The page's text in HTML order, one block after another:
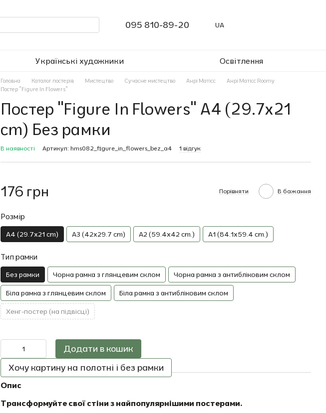
095 810-89-20 UA
Українські художники Освітлення
Головна Каталог постерів Мистецтво Сучасне мистецтво Анрі Матісс
Анрі Матісс Roomy
Постер "Figure In Flowers"
Постер "Figure In Flowers" A4 (29.7x21
cm) Без рамки
В наявності Артикул: hms082_figure_in_flowers_bez_a4 1 відгук
176 грн Порівняти В бажання
Розмір
A4 (29.7x21 cm) A3 (42x29.7 cm) A2 (59.4x42 cm.) A1 (84.1x59.4 cm.)
Тип рамки
Без рамки Чорна рамка з глянцевим склом Чорна рамка з антибліковим склом
Біла рамка з глянцевим склом Біла рамка з антибліковим склом
Хенг-постер (на підвісці)
Додати в кошик
Хочу картину на полотні і без рамки
Опис
Трансформуйте свої стіни з найпопулярнішими постерами.